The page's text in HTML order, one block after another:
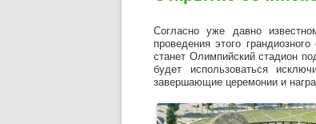
Согласно уже давно
проведения этого
станет Олимпийский стадион
будет использоваться
завершающие церемонии и